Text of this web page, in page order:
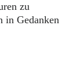
zu
in Gedanken